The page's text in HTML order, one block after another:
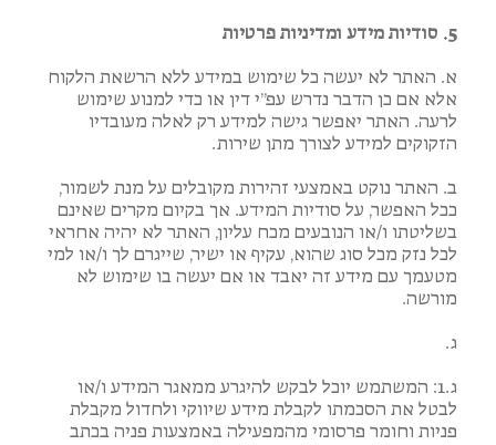
5. סודיות מידע ומדיניות פרטיות
א. האתר לא יעשה כל שימוש במידע ללא הרשאת הלקוח
אלא אם כן הדבר נדרש עפ”י דין או כדי למנוע שימוש
לרעה. האתר יאפשר גישה למידע רק לאלה מעובדיו
הזקוקים למידע לצורך מתן שירות.
ב. האתר נוקט באמצעי זהירות מקובלים על מנת לשמור,
ככל האפשר, על סודיות המידע. אך בקיום מקרים שאינם
בשליטתו ו/או הנובעים מכח עליון, האתר לא יהיה אחראי
לכל נזק מכל סוג שהוא, עקיף או ישיר, שייגרם לך ו/או למי
מטעמך עם מידע זה יאבד או אם יעשה בו שימוש לא
מורשה.
ג.
ג.1: המשתמש יוכל לבקש להיגרע ממאגר המידע ו/או
לבטל את הסכמתו לקבלת מידע שיווקי ולחדול מקבלת
פניות וחומר פרסומי מהמפעילה באמצעות פניה בכתב